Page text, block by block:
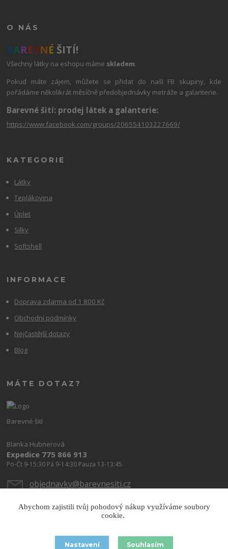
O NÁS
BAREVNÉ ŠITÍ!
Všechny látky na eshopu máme skladem.
Pokud máte zájem, můžete se přidat do naší FB skupiny, kde
pořádáme několikrát měsíčně předobjednávky metráže a galanterie.
Barevné šití: prodej látek a galanterie:
https://www.facebook.com/groups/206554103227669/
KATEGORIE
Látky
Teplákovina
Úplet
Silky
Softshell
INFORMACE
Doprava zdarma od 1 800 Kč
Obchodní podmínky
Nejčastější dotazy
Blog
MÁTE DOTAZ?
Barevné šití
Blanka Hubnerová
Expedice 775 866 913
Po-Čt 9-15:30 Pá 9-14:30 Pauza 13-13:45
objednavky@barevnesiti.cz
Abychom zajistili tvůj pohodový nákup využíváme soubory
cookie.
Nastavení Souhlasím